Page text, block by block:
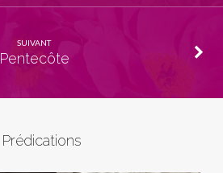
SUIVANT
Pentecôte
Prédications